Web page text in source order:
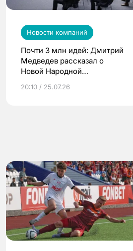
Новости компаний
Почти 3 млн идей: Дмитрий
Медведев рассказал о
Новой Народной
20:10 / 25.07.26